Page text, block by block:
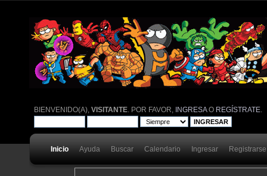
BIENVENIDO(A),VISITANTE . POR FAVOR, INGRESAO REGÍSTRATE
Inicio Ayuda Buscar Calendario Ingresar Registrarse